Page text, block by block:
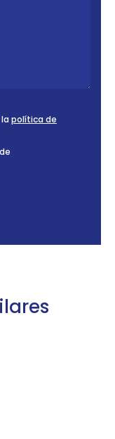
política de